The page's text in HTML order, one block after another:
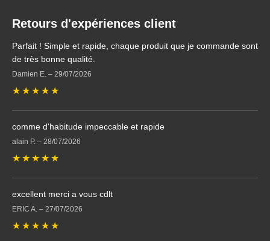
Retours d'expériences client
Parfait ! Simple et rapide, chaque produit que je commande sont
de très bonne qualité.
Damien E. – 29/07/2026
★ ★ ★ ★ ★
comme d'habitude impeccable et rapide
alain P. – 28/07/2026
★ ★ ★ ★ ★
excellent merci a vous cdlt
ERIC A. – 27/07/2026
★ ★ ★ ★ ★